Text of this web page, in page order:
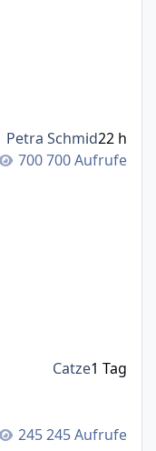
700 Aufrufe
Petra Schmid22 h
245 Aufrufe
Catze1 Tag